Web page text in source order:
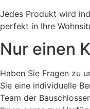
Jedes Produkt wird
perfekt in Ihre
Nur einen
Haben Sie Fragen zu
Sie eine individuelle
Team der